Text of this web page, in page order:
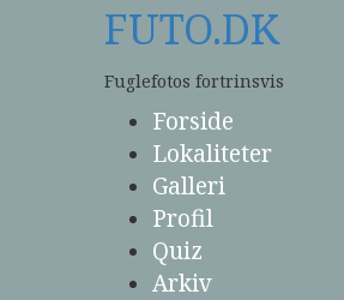
FUTO.DK
Fuglefotos fortrinsvis
Forside
Lokaliteter
Galleri
Profil
Quiz
Arkiv